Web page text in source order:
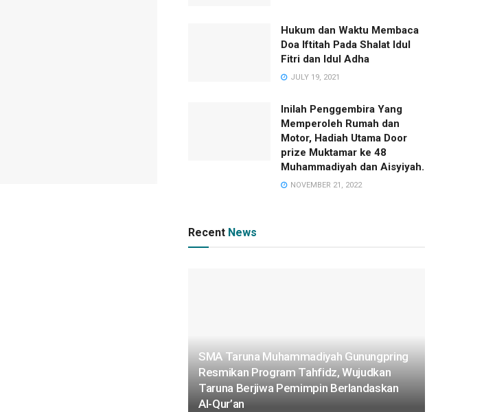
Hukum dan Waktu Membaca
Doa Iftitah Pada Shalat Idul
Fitri dan Idul Adha
JULY 19, 2021
Inilah Penggembira Yang
Memperoleh Rumah dan
Motor, Hadiah Utama Door
prize Muktamar ke 48
Muhammadiyah dan Aisyiyah.
NOVEMBER 21, 2022
Recent News
SMA Taruna Muhammadiyah Gunungpring
Resmikan Program Tahfidz, Wujudkan
Taruna Berjiwa Pemimpin Berlandaskan
Al-Qur’an